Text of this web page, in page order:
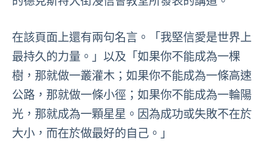
在該頁面上還有兩句名言。「我堅信愛是世界上
最持久的力量。」以及「如果你不能成為一棵
樹，那就做一叢灌木；如果你不能成為一條高速
公路，那就做一條小徑；如果你不能成為一輪陽
光，那就成為一顆星星。因為成功或失敗不在於
大小，而在於做最好的自己。」